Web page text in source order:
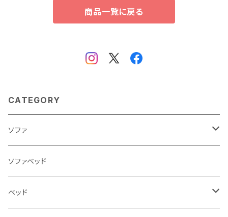
商品一覧に戻る
CATEGORY
ソファ
3人掛け
2.5人掛け
ソファベッド
ベッド